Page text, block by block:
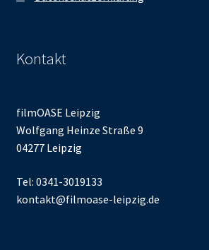
Kontakt
filmOASE Leipzig
Wolfgang Heinze Straße 9
04277 Leipzig
Tel: 0341-3019133
kontakt@filmoase-leipzig.de